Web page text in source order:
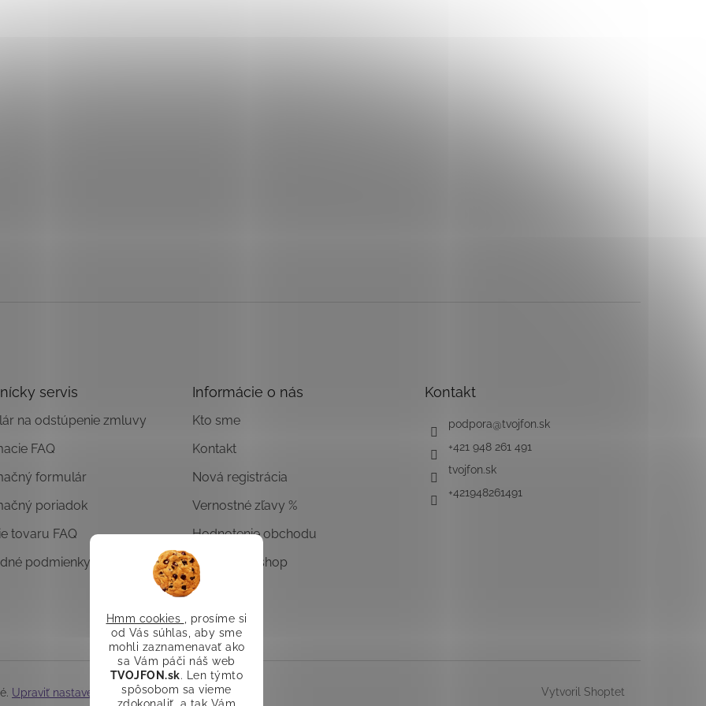
Hmm cookies
, prosíme si
od Vás súhlas, aby sme
mohli zaznamenavať ako
sa Vám páči náš web
TVOJFON.sk. Len týmto
spôsobom sa vieme
servis
na odstúpenie zmluvy
FAQ
formulár
poriadok
tovaru FAQ
podmienky
Informácie o nás
Kto sme
Kontakt
Nová registrácia
Vernostné zľavy %
Hodnotenie obchodu
Overený E-shop
Kontakt
podpora@tvojfon.sk
+421 948 261 491
tvojfon.sk
+421948261491
Vytvoril Shoptet
Upraviť nastavenie cookies